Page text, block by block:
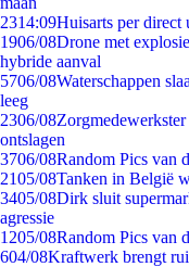
2314:09Huisarts per direct
1906/08Drone met
hybride aanval
5706/08Waterschappen
leeg
2306/08
ontslagen
3706/08Random Pics van
2105/08Tanken in België
3405/08Dirk sluit
agressie
1205/08Random Pics van
604/08Kraftwerk brengt